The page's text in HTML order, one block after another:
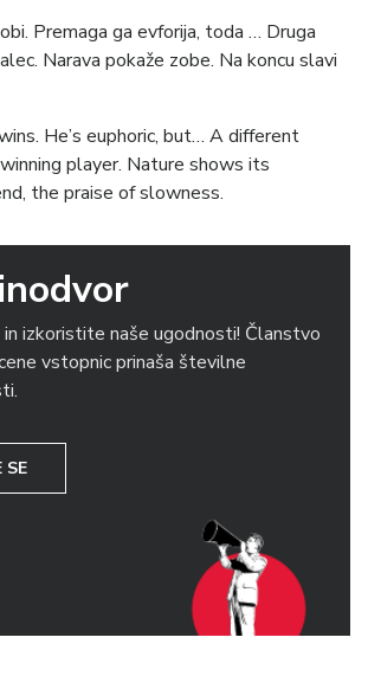
Premaga ga evforija, toda … Druga
Narava pokaže zobe. Na koncu slavi
He’s euphoric, but… A different
player. Nature shows its
the praise of slowness.
izkoristite naše ugodnosti! Članstvo
vstopnic prinaša številne
VČLANITE SE